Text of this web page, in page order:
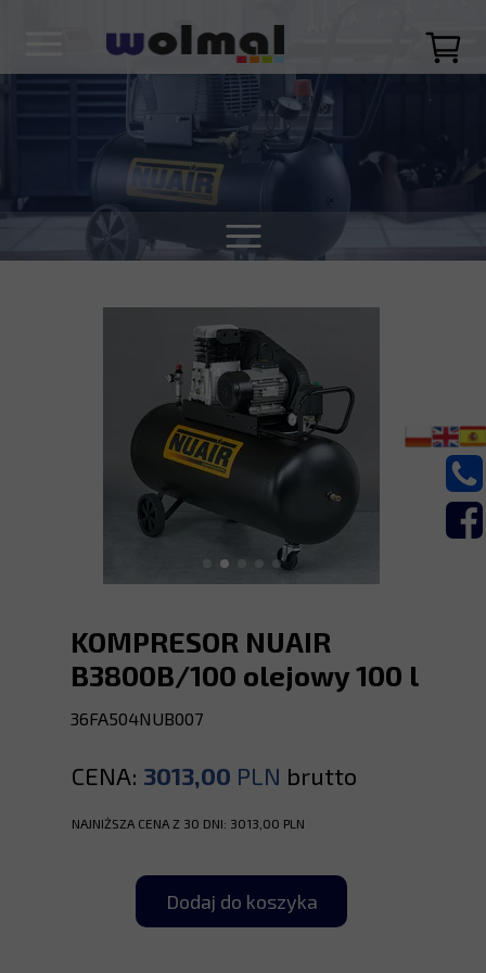
Dodaj do koszyka
36FA504NUB007
KOMPRESOR NUAIR
B3800B/100 olejowy 100 l
CENA: 3013,00 PLN brutto
NAJNIŻSZA CENA Z 30 DNI: 3013,00 PLN